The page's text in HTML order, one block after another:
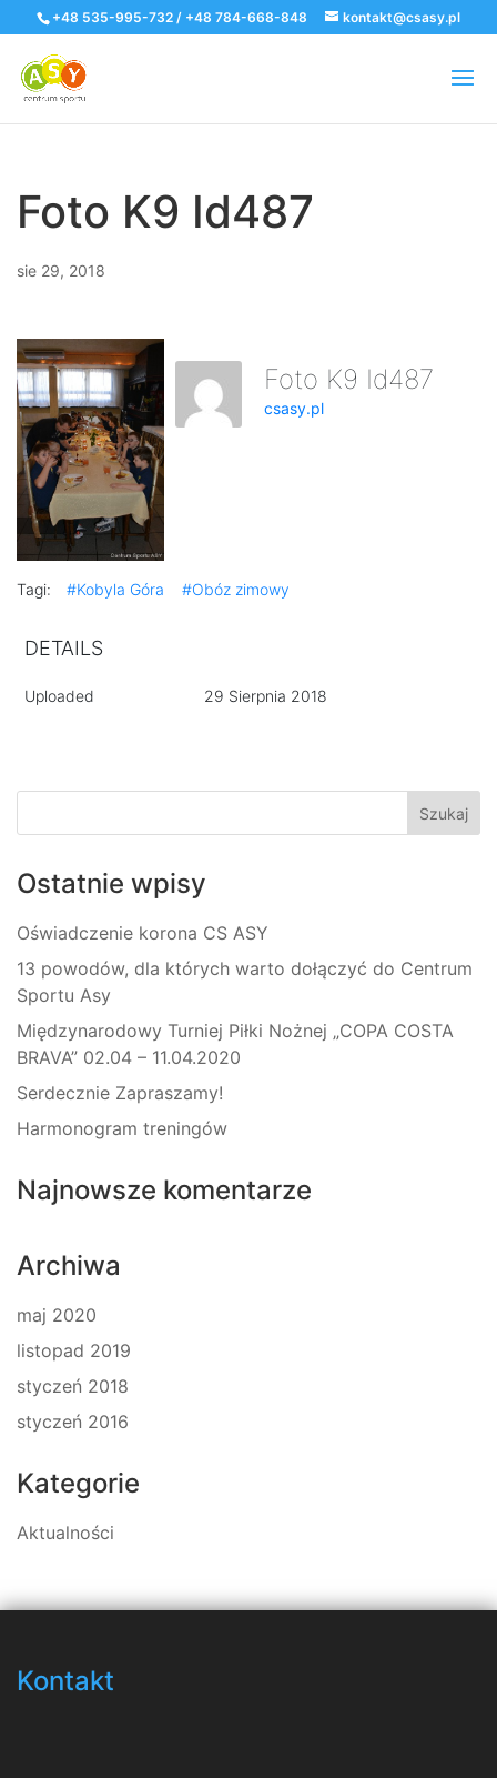
+48 535-995-732 / +48 784-668-848 kontakt@csasy.pl
Foto K9 Id487
sie 29, 2018
Foto K9 Id487
csasy.pl
Tagi: #Kobyla Góra #Obóz zimowy
DETAILS
Uploaded 29 Sierpnia 2018
Ostatnie wpisy
Oświadczenie korona CS ASY
13 powodów, dla których warto dołączyć do Centrum
Sportu Asy
Międzynarodowy Turniej Piłki Nożnej „COPA COSTA
BRAVA” 02.04 – 11.04.2020
Serdecznie Zapraszamy!
Harmonogram treningów
Najnowsze komentarze
Archiwa
maj 2020
listopad 2019
styczeń 2018
styczeń 2016
Kategorie
Aktualności
Kontakt